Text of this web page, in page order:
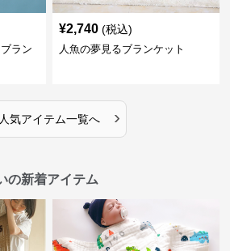
ラン
¥2,740 (税込)
人魚の夢見るブランケット
人気アイテム一覧へ ›
の新着アイテム